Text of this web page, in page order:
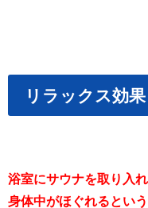
リラックス効果
浴室にサウナを取り入
身体中がほぐれるとい